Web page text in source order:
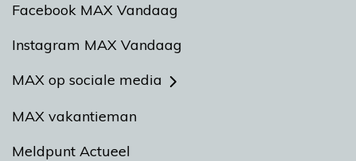
Facebook MAX Vandaag
Instagram MAX Vandaag
MAX op sociale media
MAX vakantieman
Meldpunt Actueel